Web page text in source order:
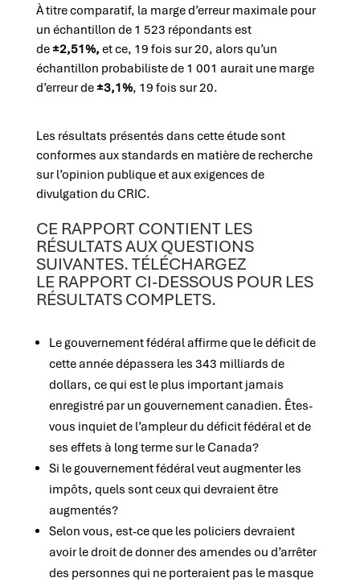
À titre comparatif, la marge d’erreur maximale pour
un échantillon de 1 523 répondants est
de±2,51%, et ce, 19 fois sur 20, alors qu’un
échantillon probabiliste de 1 001 aurait une marge
d’erreur de±3,1%, 19 fois sur 20.
Les résultats présentés dans cette étude sont
conformes aux standards en matière de recherche
sur l’opinion publique et aux exigences de
divulgation du CRIC.
CE RAPPORT CONTIENT LES
RÉSULTATS AUX QUESTIONS
SUIVANTES. TÉLÉCHARGEZ
LE RAPPORT CI-DESSOUS POUR LES
RÉSULTATS COMPLETS.
Le gouvernement fédéral affirme que le déficit de
cette année dépassera les 343 milliards de
dollars, ce qui est le plus important jamais
enregistré par un gouvernement canadien. Êtes-
vous inquiet de l’ampleur du déficit fédéral et de
ses effets à long terme sur le Canada?
Si le gouvernement fédéral veut augmenter les
impôts, quels sont ceux qui devraient être
augmentés?
Selon vous, est-ce que les policiers devraient
avoir le droit de donner des amendes ou d’arrêter
des personnes qui ne porteraient pas le masque